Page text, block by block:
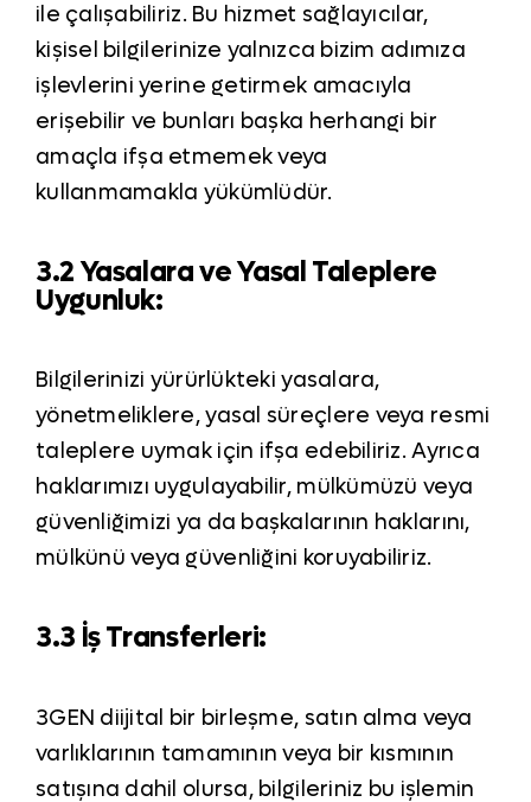
ile çalışabiliriz. Bu hizmet sağlayıcılar,
kişisel bilgilerinize yalnızca bizim adımıza
işlevlerini yerine getirmek amacıyla
erişebilir ve bunları başka herhangi bir
amaçla ifşa etmemek veya
kullanmamakla yükümlüdür.
3.2 Yasalara ve Yasal Taleplere
Uygunluk:
Bilgilerinizi yürürlükteki yasalara,
yönetmeliklere, yasal süreçlere veya resmi
taleplere uymak için ifşa edebiliriz. Ayrıca
haklarımızı uygulayabilir, mülkümüzü veya
güvenliğimizi ya da başkalarının haklarını,
mülkünü veya güvenliğini koruyabiliriz.
3.3 İş Transferleri:
3GEN diijital bir birleşme, satın alma veya
varlıklarının tamamının veya bir kısmının
satışına dahil olursa, bilgileriniz bu işlemin